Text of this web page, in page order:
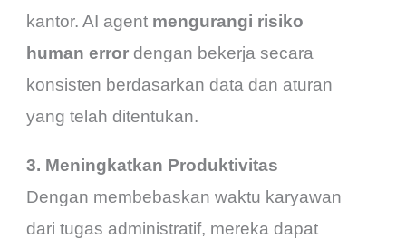
kantor. AI agent mengurangi risiko
human error dengan bekerja secara
konsisten berdasarkan data dan aturan
yang telah ditentukan.
3. Meningkatkan Produktivitas
Dengan membebaskan waktu karyawan
dari tugas administratif, mereka dapat